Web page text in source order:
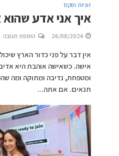
זוגיות וסקס
איך אני אדע
26/08/2024 הוספת תגובה
אין דבר על פני כדור הארץ
אישה. כשאישה אוהבת היא
ומטפחת, נדיבה ומתוקה ומה
תנאים. אם אתה...